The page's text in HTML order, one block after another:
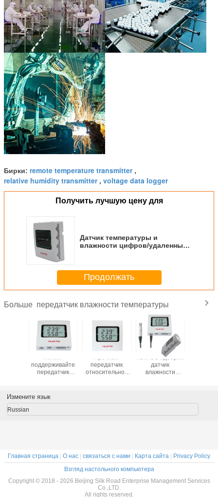
Бирки: remote temperature transmitter,
relative humidity transmitter, voltage data logger
Получить лучшую цену для
Датчик температуры и
влажности цифров/удаленный
Продолжать
Больше передатчик влажности температуры
поддерживайте
передатчик
парника
передатчик
относительной
КЭ/ИСО одобрил
датчик
влажности
Измените язык
Russian
Главная страница | О нас | связаться с нами | Карта сайта | Privacy Policy
Взгляд настольного компьютера
Copyright © 2018 - 2026 Beijing Silk Road Enterprise Management Services
Co.,LTD.
All rights reserved.